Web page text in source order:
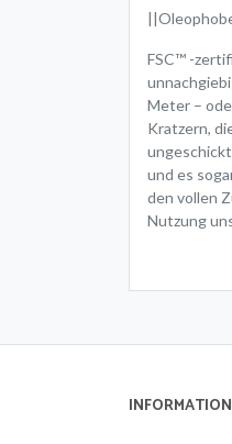
FSC™ -
Meter –
Kratzern,
und es
den vollen
Nutzung